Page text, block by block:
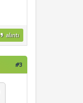
alıntı
#3